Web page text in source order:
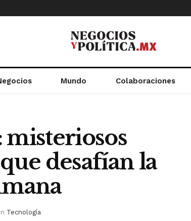
Mundo Colaboraciones
misteriosos
desafían la
Tecnología